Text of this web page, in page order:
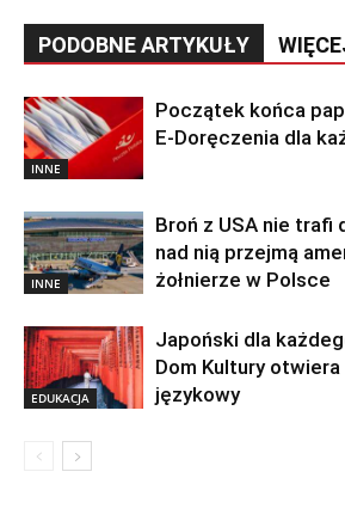
PODOBNE ARTYKUŁY
INNE
Początek końca
E-Doręczenia dla
INNE
Broń z USA nie trafi
nad nią przejmą
żołnierze w Polsce
EDUKACJA
Japoński dla
Dom Kultury otwiera
językowy